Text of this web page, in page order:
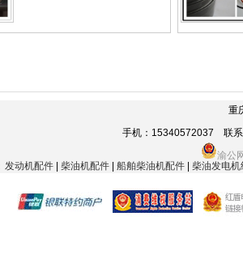
重
手机：15340572037 联
渝公
发动机配件 | 柴油机配件 | 船舶柴油机配件 | 柴油发电机